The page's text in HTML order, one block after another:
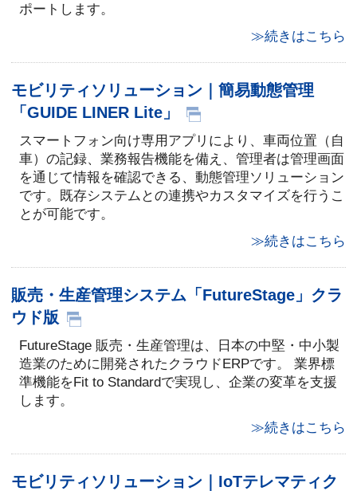
ポートします。
≫続きはこちら
モビリティソリューション｜簡易動態管理
「GUIDE LINER Lite」
スマートフォン向け専用アプリにより、車両位置（自
車）の記録、業務報告機能を備え、管理者は管理画面
を通じて情報を確認できる、動態管理ソリューション
です。既存システムとの連携やカスタマイズを行うこ
とが可能です。
≫続きはこちら
販売・生産管理システム「FutureStage」クラ
ウド版
FutureStage 販売・生産管理は、日本の中堅・中小製
造業のために開発されたクラウドERPです。 業界標
準機能をFit to Standardで実現し、企業の変革を支援
します。
≫続きはこちら
モビリティソリューション｜IoTテレマティク